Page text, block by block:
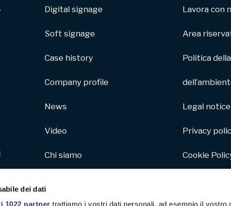
dei dati
1022 partner trattiamo i vostri dati personali, ad esempio il vostro
Digital signage
Soft signage
Case history
Company profile
News
Video
Chi siamo
Hive
Lavora con
Area
Politica
Legal notice
Privacy
Cookie